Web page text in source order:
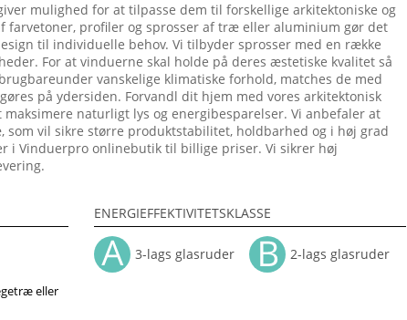
mulighed for at tilpasse dem til forskellige arkitektoniske og
farvetoner, profiler og sprosser af træ eller aluminium gør det
til individuelle behov. Vi tilbyder sprosser med en række
For at vinduerne skal holde på deres æstetiske kvalitet så
vanskelige klimatiske forhold, matches de med
på ydersiden. Forvandl dit hjem med vores arkitektonisk
naturligt lys og energibesparelser. Vi anbefaler at
vil sikre større produktstabilitet, holdbarhed og i høj grad
i Vinduerpro onlinebutik til billige priser. Vi sikrer høj
eller
ENERGIEFFEKTIVITETSKLASSE
3-lags glasruder 2-lags glasruder